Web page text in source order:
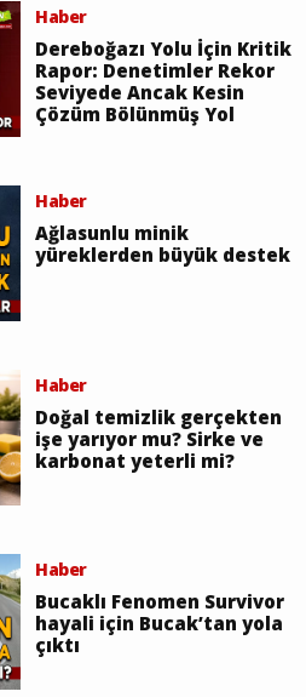
Haber
Dereboğazı Yolu İçin Kritik
Rapor: Denetimler Rekor
Seviyede Ancak Kesin
Çözüm Bölünmüş Yol
Haber
Ağlasunlu minik
yüreklerden büyük destek
Haber
Doğal temizlik gerçekten
işe yarıyor mu? Sirke ve
karbonat yeterli mi?
Haber
Bucaklı Fenomen Survivor
hayali için Bucak’tan yola
çıktı